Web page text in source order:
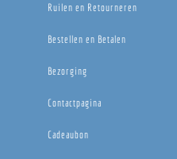
Ruilen en Retourneren
Bestellen en Betalen
Bezorging
Contactpagina
Cadeaubon